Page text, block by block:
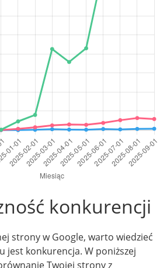
konkurencji
strony w Google, warto wiedzieć
jest konkurencja. W poniższej
Twojej strony z